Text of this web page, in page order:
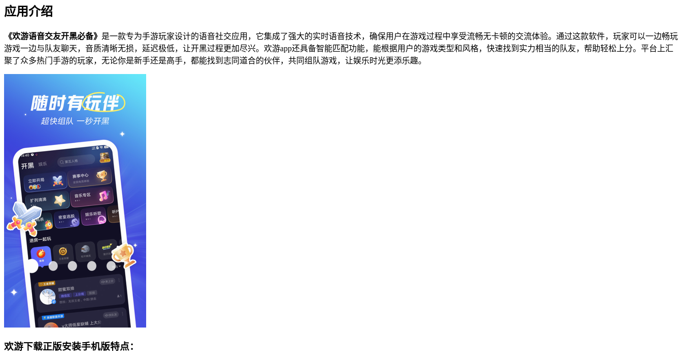
应用介绍
《欢游语音交友开黑必备》 是一款专为手游玩家设计的语音社交应用，它集成了强大的实时语音技术，确保用户在游戏过程中享受流畅无卡顿的交流体验。通过这款软件，玩家可以一边畅玩
游戏一边与队友聊天，音质清晰无损，延迟极低，让开黑过程更加尽兴。欢游app还具备智能匹配功能，能根据用户的游戏类型和风格，快速找到实力相当的队友，帮助轻松上分。平台上汇
聚了众多热门手游的玩家，无论你是新手还是高手，都能找到志同道合的伙伴，共同组队游戏，让娱乐时光更添乐趣。
欢游下载正版安装手机版特点：